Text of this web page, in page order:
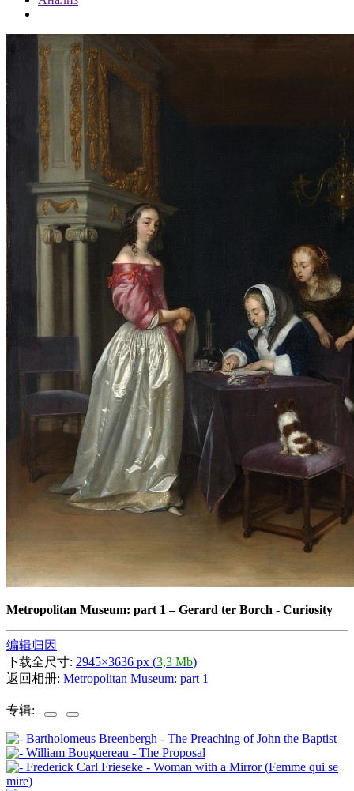
Metropolitan Museum: part 1 –Gerard ter Borch - Curiosity
编辑归因
下载全尺寸: 2945×3636 px (3,3 Mb)
返回相册: Metropolitan Museum: part 1
专辑: